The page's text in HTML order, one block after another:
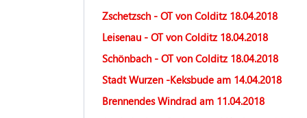
Zschetzsch - OT von Colditz 18.04.2018
Leisenau - OT von Colditz 18.04.2018
Schönbach - OT von Colditz 18.04.2018
Stadt Wurzen -Keksbude am 14.04.2018
Brennendes Windrad am 11.04.2018